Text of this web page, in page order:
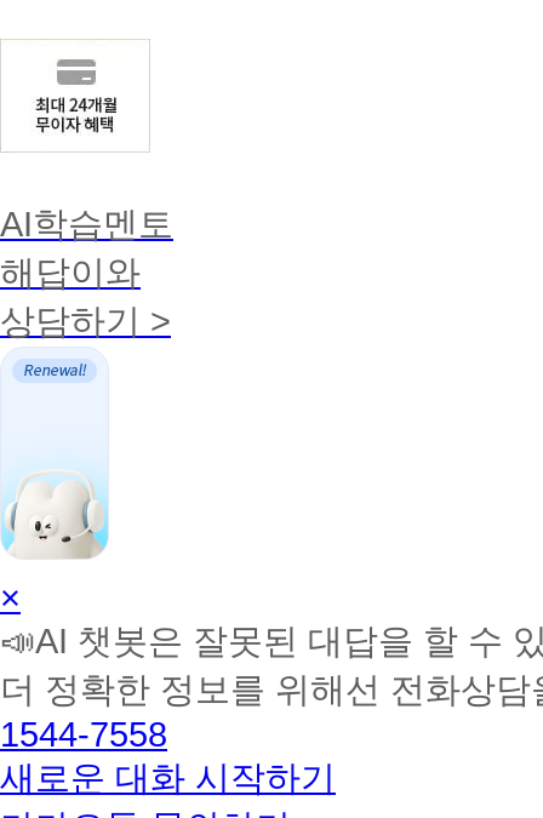
AI학습멘토
해답이와
상담하기 >
AI
학
습
토
커
BETA
×
📣AI 챗봇은 잘못된 대답을 할 수
더 정확한 정보를 위해선 전화상
1544-7558
새로운 대화 시작하기